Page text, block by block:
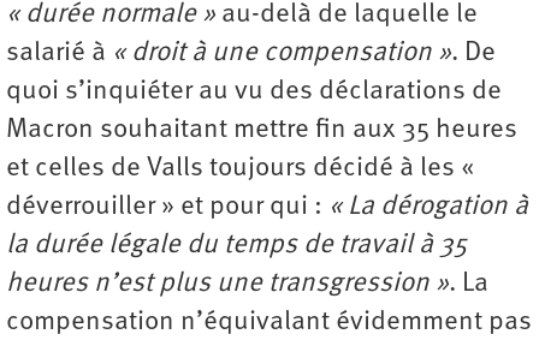
« durée normale » au-delà de laquelle le
salarié à « droit à une compensation ». De
quoi s’inquiéter au vu des déclarations de
Macron souhaitant mettre fin aux 35 heures
et celles de Valls toujours décidé à les «
déverrouiller » et pour qui : « La dérogation à
la durée légale du temps de travail à 35
heures n’est plus une transgression ». La
compensation n’équivalant évidemment pas